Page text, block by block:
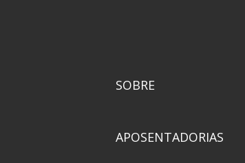
SOBRE
APOSENTADORIAS